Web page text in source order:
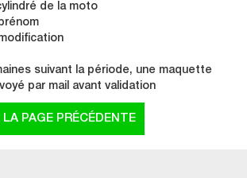
de la moto
suivant la période, une maquette
par mail avant validation